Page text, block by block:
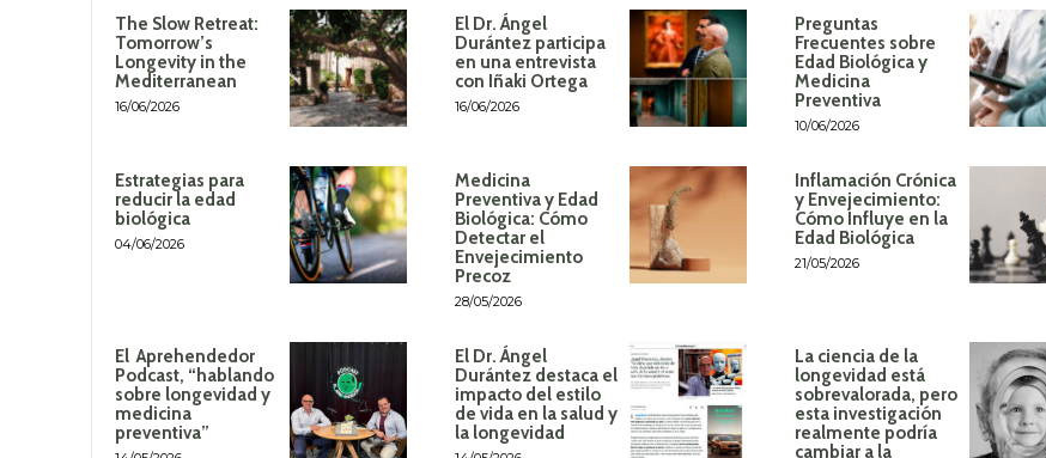
The Slow Retreat:
Tomorrow’s
Longevity in the
Mediterranean
16/06/2026
El Dr. Ángel
Durántez participa
en una entrevista
con Iñaki Ortega
16/06/2026
Preguntas
Frecuentes sobre
Edad Biológica y
Medicina
Preventiva
10/06/2026
Estrategias para
reducir la edad
biológica
04/06/2026
Medicina
Preventiva y Edad
Biológica: Cómo
Detectar el
Envejecimiento
Precoz
28/05/2026
Inflamación Crónica
y Envejecimiento:
Cómo Influye en la
Edad Biológica
21/05/2026
El Aprehendedor
Podcast, “hablando
sobre longevidad y
medicina
preventiva”
El Dr. Ángel
Durántez destaca el
impacto del estilo
de vida en la salud y
la longevidad
La ciencia de la
longevidad está
sobrevalorada, pero
esta investigación
realmente podría
cambiar a la